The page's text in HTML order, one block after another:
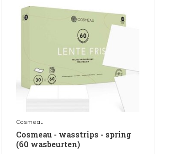
Cosmeau
Cosmeau - wasstrips - spring
(60 wasbeurten)